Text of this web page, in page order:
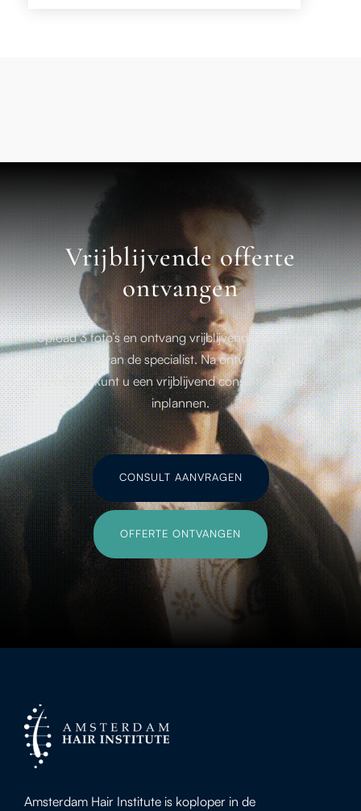
Vrijblijvende offerte
ontvangen
Upload 3 foto’s en ontvang vrijblijvende beoordeling
en offerte van de specialist. Na ontvangst van de
offerte kunt u een vrijblijvend consult gesprek
inplannen.
CONSULT AANVRAGEN
OFFERTE ONTVANGEN
Amsterdam Hair Institute is koploper in de